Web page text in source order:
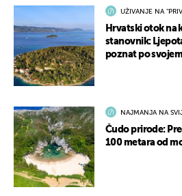
UŽIVANJE NA
Hrvatski otok na
stanovnik:
poznat po
NAJMANJA NA
Čudo prirode:
100 metara od